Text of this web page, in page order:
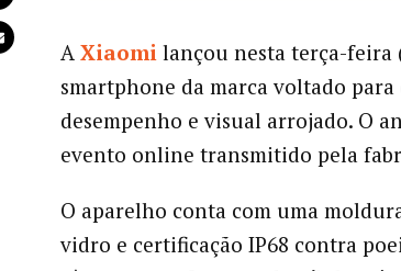
A Xiaomilançou nesta terça-feira
smartphone da marca voltado para
desempenho e visual arrojado. O
evento online transmitido pela
O aparelho conta com uma
vidro e certificação IP68 contra